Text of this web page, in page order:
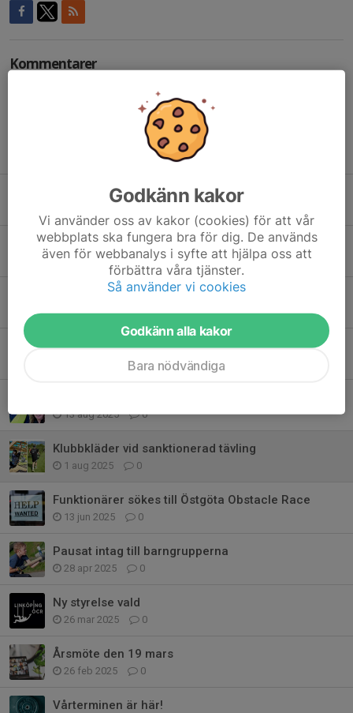
Kommentarer
Intressekoll för ny barngrupp 10-12 år
7 nov 2025 0
29 sep 2025 0
Tävlingsrapport från OCR-VM
0
13 aug 2025 0
Klubbkläder vid sanktionerad tävling
1 aug 2025 0
Funktionärer sökes till Östgöta Obstacle Race
13 jun 2025 0
Pausat intag till barngrupperna
28 apr 2025 0
Ny styrelse vald
26 mar 2025 0
Årsmöte den 19 mars
26 feb 2025 0
Vårterminen är här!
Godkänn kakor
Vi använder oss av kakor (cookies) för att vår
webbplats ska fungera bra för dig. De används
även för webbanalys i syfte att hjälpa oss att
förbättra våra tjänster.
Så använder vi cookies
Godkänn alla kakor
Bara nödvändiga